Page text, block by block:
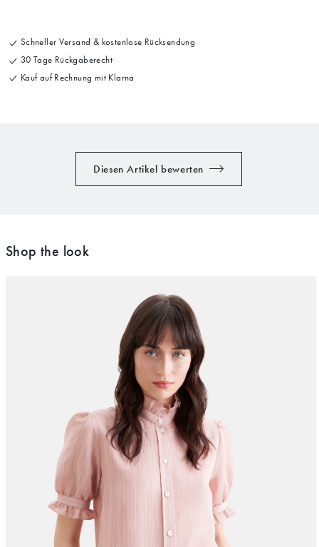
Schneller Versand & kostenlose Rücksendung
30 Tage Rückgaberecht
Kauf auf Rechnung mit Klarna
Diesen Artikel bewerten
Shop the look